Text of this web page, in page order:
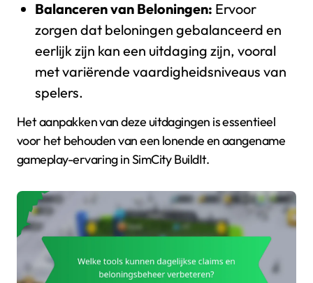
Balanceren van Beloningen: Ervoor
zorgen dat beloningen gebalanceerd en
eerlijk zijn kan een uitdaging zijn, vooral
met variërende vaardigheidsniveaus van
spelers.
Het aanpakken van deze uitdagingen is essentieel
voor het behouden van een lonende en aangename
gameplay-ervaring in SimCity BuildIt.